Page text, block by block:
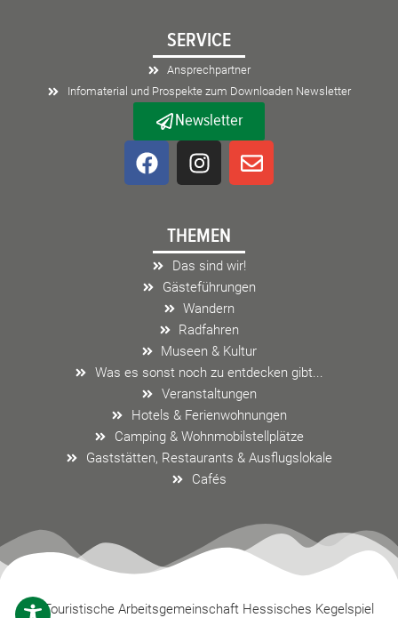
SERVICE
Ansprechpartner
Infomaterial und Prospekte zum Downloaden Newsletter
Newsletter
F
a
o
o
I
n
a
g
r
a
m
E
n
p
THEMEN
Das sind wir!
Gästeführungen
Wandern
Radfahren
Museen & Kultur
Was es sonst noch zu entdecken gibt...
Veranstaltungen
Hotels & Ferienwohnungen
Camping & Wohnmobilstellplätze
Gaststätten, Restaurants & Ausflugslokale
Cafés
Touristische Arbeitsgemeinschaft Hessisches Kegelspiel